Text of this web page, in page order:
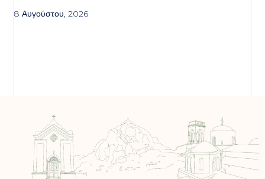
8 Αυγούστου, 2026